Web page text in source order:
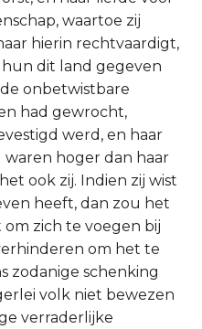
waartoe zij
hierin rechtvaardigt,
hun dit land gegeven
onbetwistbare
had gewrocht,
werd, en haar
hoger dan haar
ook zij. Indien zij wist
heeft, dan zou het
zich te voegen bij
om het te
zodanige schenking
volk niet bewezen
verraderlijke